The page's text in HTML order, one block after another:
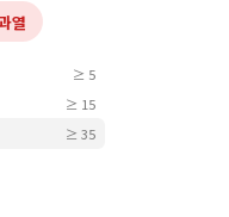
열
≥ 5
≥ 15
≥ 35